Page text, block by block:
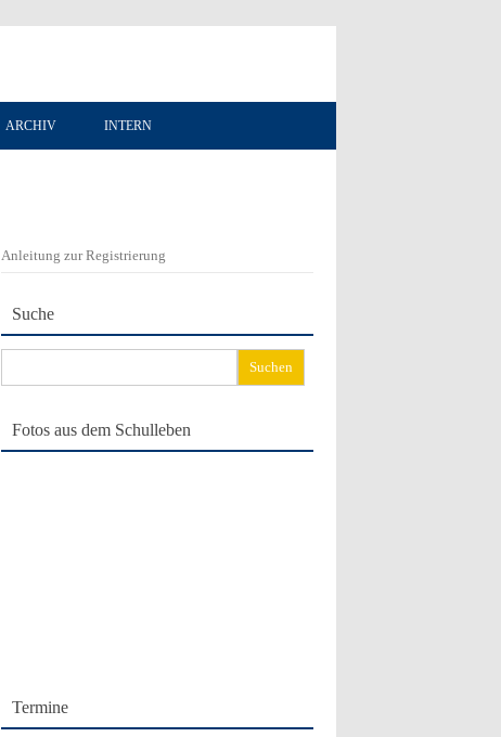
ARCHIV INTERN
Anleitung zur Registrierung
Suche
nach:
Fotos aus dem Schulleben
Termine